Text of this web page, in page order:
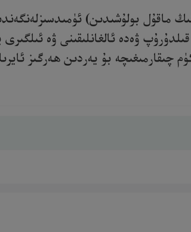
ماقۇل بولۇشىدىن)
ۋەدە ئالغانلىقىنى ۋە
بۇ يەردىن ھەرگىز